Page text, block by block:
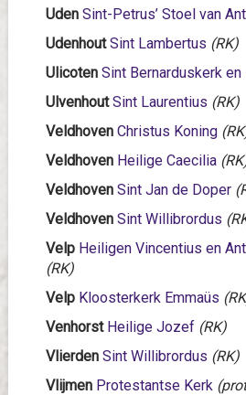
Uden Sint-Petrus’ Stoel van
Udenhout Sint Lambertus (RK)
Ulicoten Sint Bernarduskerk
Ulvenhout Sint Laurentius (RK)
Veldhoven Christus Koning
Veldhoven Heilige Caecilia
Veldhoven Sint Jan de Doper
Veldhoven Sint Willibrordus
Velp Heiligen Vincentius en
(RK)
Velp Kloosterkerk Emmaüs
Venhorst Heilige Jozef (RK)
Vlierden Sint Willibrordus (RK)
Vlijmen Protestantse Kerk